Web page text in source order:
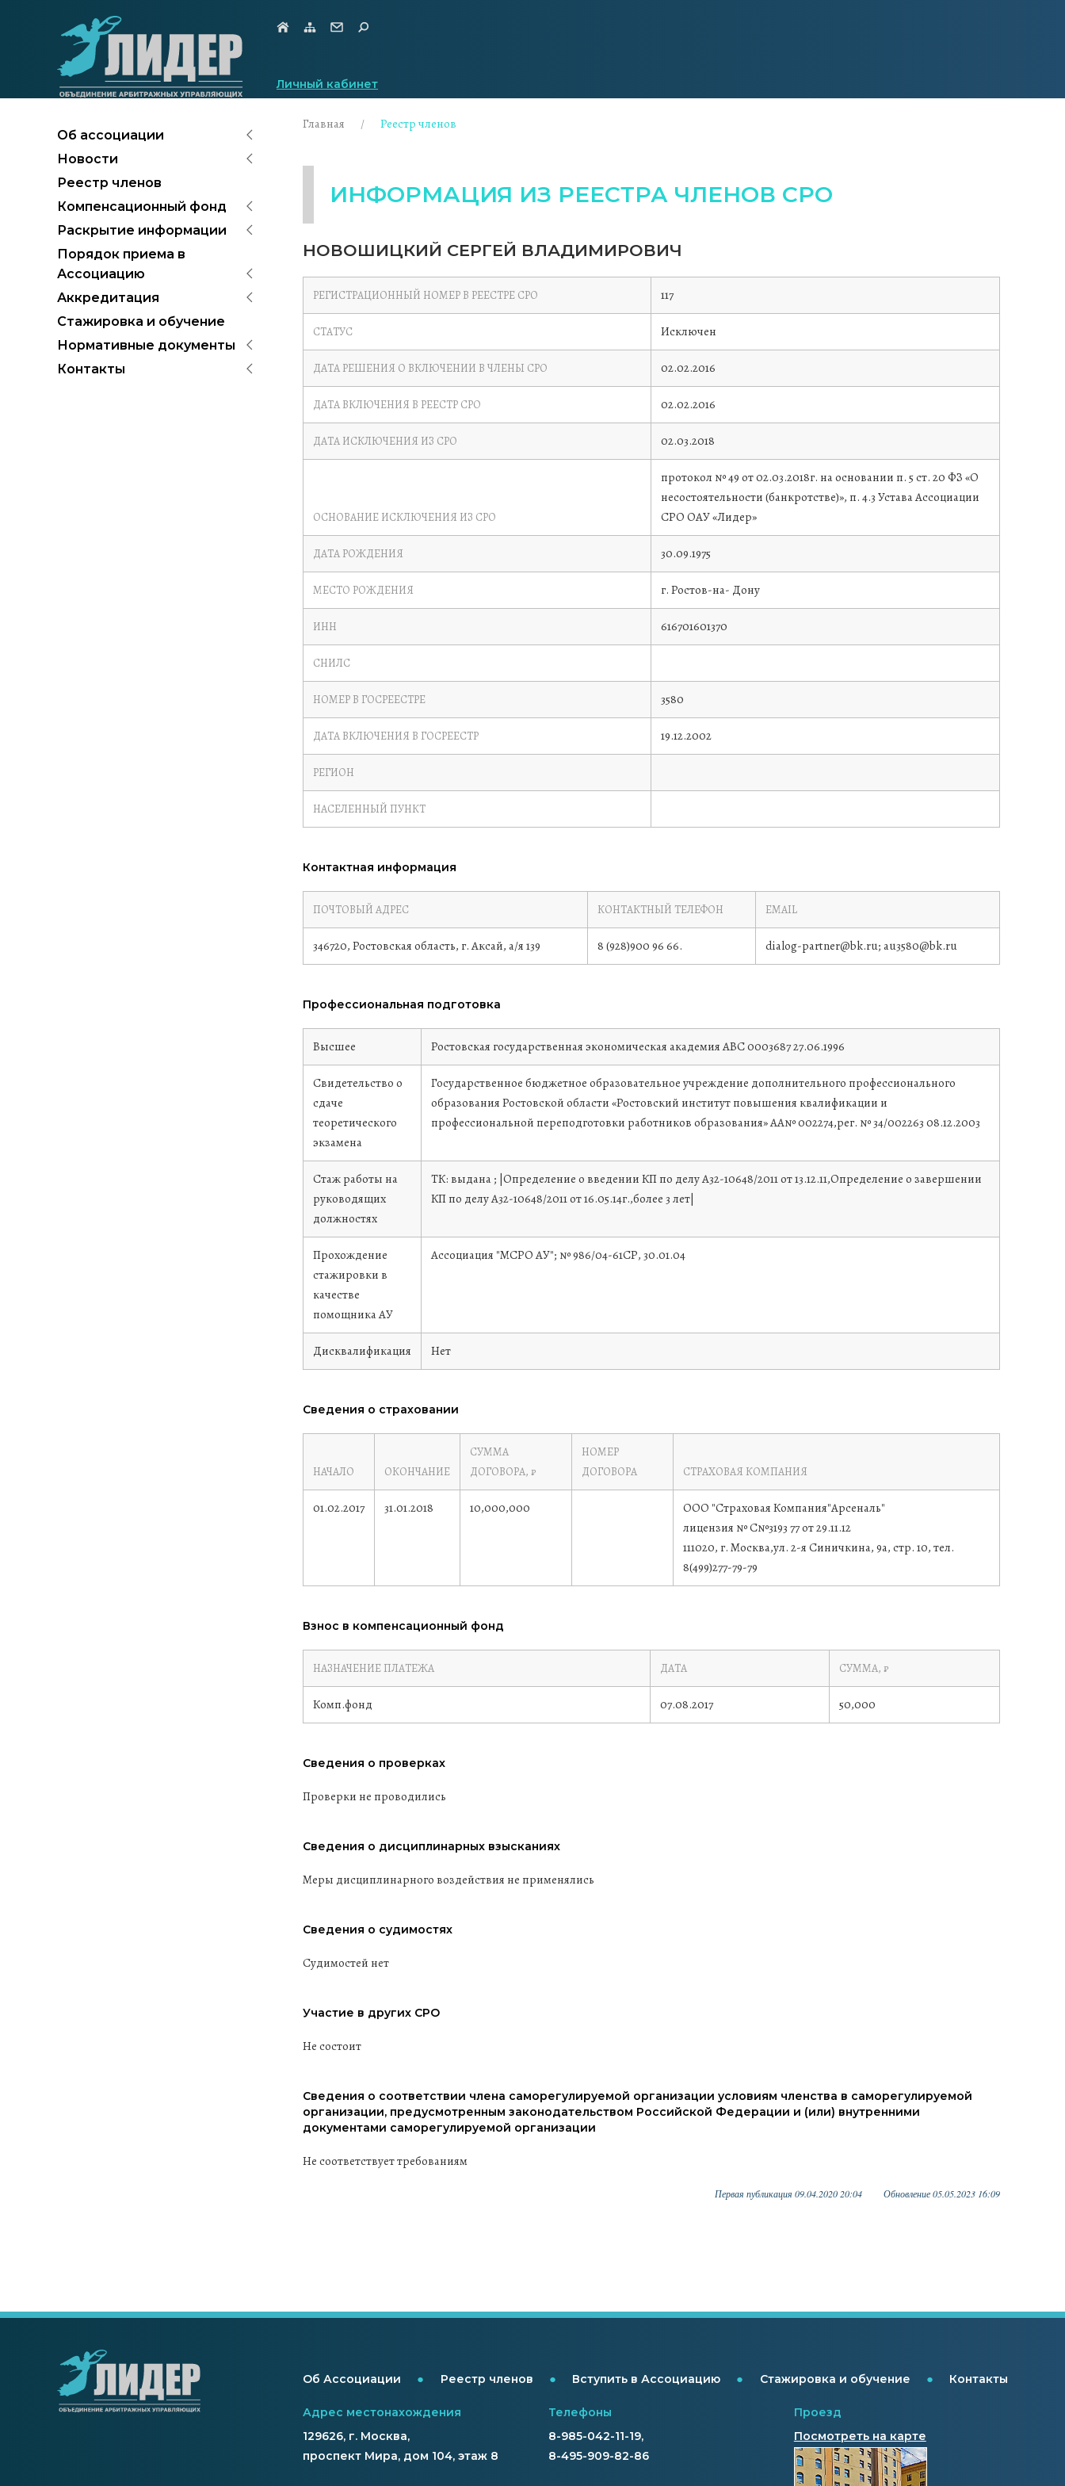
Личный кабинет
Об ассоциации
Новости
Реестр членов
Компенсационный фонд
Раскрытие информации
Порядок приема в
Ассоциацию
Аккредитация
Стажировка и обучение
Нормативные документы
Контакты
Главная Реестр членов
ИНФОРМАЦИЯ ИЗ РЕЕСТРА ЧЛЕНОВ СРО
НОВОШИЦКИЙ СЕРГЕЙ ВЛАДИМИРОВИЧ
РЕГИСТРАЦИОННЫЙ НОМЕР В РЕЕСТРЕ СРО 117
СТАТУС Исключен
ДАТА РЕШЕНИЯ О ВКЛЮЧЕНИИ В ЧЛЕНЫ СРО 02.02.2016
ДАТА ВКЛЮЧЕНИЯ В РЕЕСТР СРО 02.02.2016
ДАТА ИСКЛЮЧЕНИЯ ИЗ СРО 02.03.2018
ОСНОВАНИЕ ИСКЛЮЧЕНИЯ ИЗ СРО
протокол № 49 от 02.03.2018г. на основании п. 5 ст. 20 ФЗ «О
несостоятельности (банкротстве)», п. 4.3 Устава Ассоциации
СРО ОАУ «Лидер»
ДАТА РОЖДЕНИЯ 30.09.1975
МЕСТО РОЖДЕНИЯ г. Ростов-на- Дону
ИНН 616701601370
СНИЛС
НОМЕР В ГОСРЕЕСТРЕ 3580
ДАТА ВКЛЮЧЕНИЯ В ГОСРЕЕСТР 19.12.2002
РЕГИОН
НАСЕЛЕННЫЙ ПУНКТ
Контактная информация
ПОЧТОВЫЙ АДРЕС КОНТАКТНЫЙ ТЕЛЕФОН EMAIL
346720, Ростовская область, г. Аксай, а/я 139 8 (928)900 96 66. dialog-partner@bk.ru; au3580@bk.ru
Профессиональная подготовка
Высшее Ростовская государственная экономическая академияАВС 000368727.06.1996
Свидетельство о
сдаче
теоретического
экзамена
Государственноe бюджетноe образовательноe учреждениe дополнительного профессионального
образования Ростовской области «Ростовский институт повышения квалификации и
профессиональной переподготовки работников образования»АА№ 002274,рег. № 34/002263 08.12.2003
Стаж работы на
руководящих
должностях
ТК: выдана ; |Определение о введении КП по делу А32-10648/2011 от 13.12.11,Определение о завершении
КП по делу А32-10648/2011 от 16.05.14г.,более 3 лет|
Прохождение
стажировки в
качестве
помощника АУ
Ассоциация "МСРО АУ"; № 986/04-61СР, 30.01.04
Дисквалификация Нет
Сведения о страховании
НАЧАЛО ОКОНЧАНИЕ
СУММА
ДОГОВОРА, ₽
НОМЕР
ДОГОВОРА
СТРАХОВАЯ КОМПАНИЯ
01.02.2017 31.01.2018 10,000,000
ООО "Страховая Компания"Арсеналь"
лицензия № С№3193 77 от 29.11.12
111020, г. Москва,ул. 2-я Синичкина, 9а, стр. 10, тел.
8(499)277-79-79
Взнос в компенсационный фонд
НАЗНАЧЕНИЕ ПЛАТЕЖА ДАТА СУММА, ₽
Комп.фонд 07.08.2017 50,000
Сведения о проверках
Проверки не проводились
Сведения о дисциплинарных взысканиях
Меры дисциплинарного воздействия не применялись
Сведения о судимостях
Судимостей нет
Участие в других СРО
Не состоит
Сведения о соответствии члена саморегулируемой организации условиям членства в саморегулируемой
организации, предусмотренным законодательством Российской Федерации и (или) внутренними
документами саморегулируемой организации
Не соответствует требованиям
Первая публикация 09.04.2020 20:04 Обновление 05.05.2023 16:09
Об Ассоциации ● Реестр членов ● Вступить в Ассоциацию ● Стажировка и обучение ● Контакты
Адрес местонахождения
129626, г. Москва,
проспект Мира, дом 104, этаж 8
Телефоны
8-985-042-11-19,
8-495-909-82-86
Проезд
Посмотреть на карте